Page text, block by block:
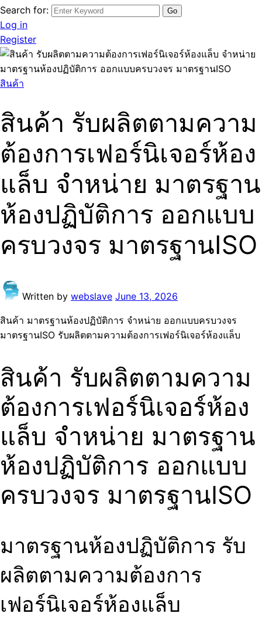
Search for:
Log in
Register
สินค้า
สินค้า รับผลิตตามความ
ต้องการเฟอร์นิเจอร์ห้อง
แล็บ จำหน่าย มาตรฐาน
ห้องปฏิบัติการ ออกแบบ
ครบวงจร มาตรฐานISO
Written by webslave June 13, 2026
สินค้า มาตรฐานห้องปฏิบัติการ จำหน่าย ออกแบบครบวงจร
มาตรฐานISO รับผลิตตามความต้องการเฟอร์นิเจอร์ห้องแล็บ
สินค้า รับผลิตตามความ
ต้องการเฟอร์นิเจอร์ห้อง
แล็บ จำหน่าย มาตรฐาน
ห้องปฏิบัติการ ออกแบบ
ครบวงจร มาตรฐานISO
มาตรฐานห้องปฏิบัติการ รับ
ผลิตตามความต้องการ
เฟอร์นิเจอร์ห้องแล็บ